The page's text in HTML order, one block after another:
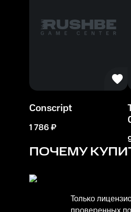
Conscript
1 786₽
ПОЧЕМУ
Только